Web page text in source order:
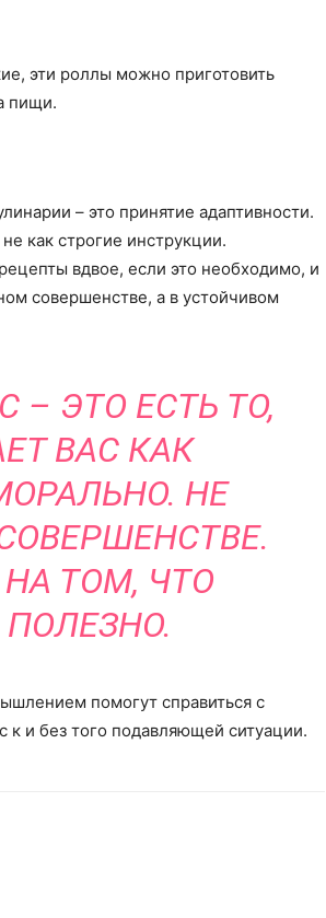
эти роллы можно приготовить
пищи.
– это принятие адаптивности.
как строгие инструкции.
вдвое, если это необходимо, и
совершенстве, а в устойчивом
– ЭТО ЕСТЬ ТО,
ВАС КАК
НЕ
ТОМ, ЧТО
помогут справиться с
и без того подавляющей ситуации.